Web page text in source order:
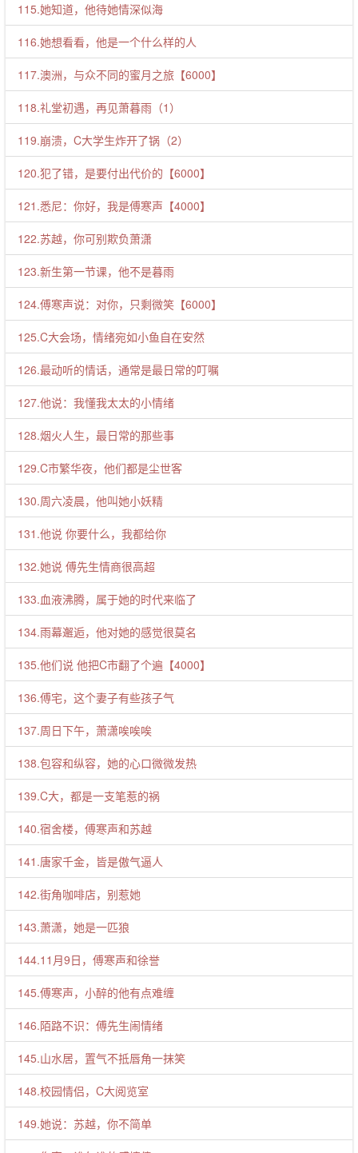
115.她知道，他待她情深似海
116.她想看看，他是一个什么样的人
117.澳洲，与众不同的蜜月之旅【6000】
118.礼堂初遇，再见萧暮雨（1）
119.崩溃，C大学生炸开了锅（2）
120.犯了错，是要付出代价的【6000】
121.悉尼：你好，我是傅寒声【4000】
122.苏越，你可别欺负萧潇
123.新生第一节课，他不是暮雨
124.傅寒声说：对你，只剩微笑【6000】
125.C大会场，情绪宛如小鱼自在安然
126.最动听的情话，通常是最日常的叮嘱
127.他说：我懂我太太的小情绪
128.烟火人生，最日常的那些事
129.C市繁华夜，他们都是尘世客
130.周六凌晨，他叫她小妖精
131.他说 你要什么，我都给你
132.她说 傅先生情商很高超
133.血液沸腾，属于她的时代来临了
134.雨幕邂逅，他对她的感觉很莫名
135.他们说 他把C市翻了个遍【4000】
136.傅宅，这个妻子有些孩子气
137.周日下午，萧潇唉唉唉
138.包容和纵容，她的心口微微发热
139.C大，都是一支笔惹的祸
140.宿舍楼，傅寒声和苏越
141.唐家千金，皆是傲气逼人
142.街角咖啡店，别惹她
143.萧潇，她是一匹狼
144.11月9日，傅寒声和徐誉
145.傅寒声，小醉的他有点难缠
146.陌路不识：傅先生闹情绪
145.山水居，置气不抵唇角一抹笑
148.校园情侣，C大阅览室
149.她说：苏越，你不简单